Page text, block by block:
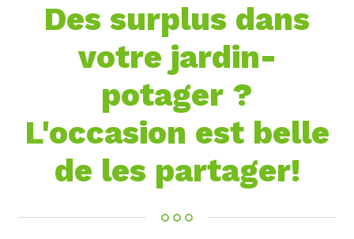
Des surplus dans
votre jardin-
potager ?
L'occasion est belle
de les partager!